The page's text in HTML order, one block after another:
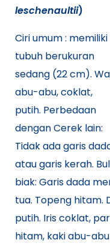
leschenaultii)
Ciri umum : memiliki
tubuh berukuran
sedang (22cm).
abu-abu, coklat,
putih. Perbedaan
dengan Cerek lain:
Tidak ada garis
atau garis kerah.
biak: Garis dada
tua. Topeng hitam.
putih. Iris coklat,
hitam, kaki abu-abu